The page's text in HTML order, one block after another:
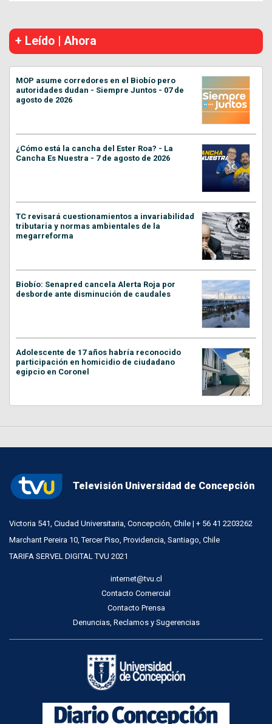
+ Leído | Ahora
MOP asume corredores en el Biobío pero
autoridades dudan - Siempre Juntos - 07 de
agosto de 2026
¿Cómo está la cancha del Ester Roa? - La
Cancha Es Nuestra - 7 de agosto de 2026
TC revisará cuestionamientos a invariabilidad
tributaria y normas ambientales de la
megarreforma
Biobío: Senapred cancela Alerta Roja por
desborde ante disminución de caudales
Adolescente de 17 años habría reconocido
participación en homicidio de ciudadano
egipcio en Coronel
Televisión Universidad de Concepción
Victoria 541, Ciudad Universitaria, Concepción, Chile | + 56 41 2203262
Marchant Pereira 10, Tercer Piso, Providencia, Santiago, Chile
TARIFA SERVEL DIGITAL TVU 2021
internet@tvu.cl
Contacto Comercial
Contacto Prensa
Denuncias, Reclamos y Sugerencias